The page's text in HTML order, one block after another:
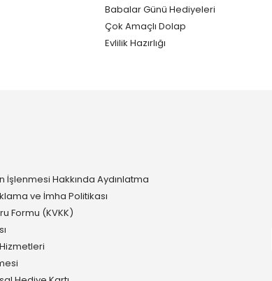
Babalar Günü Hediyeleri
Çok Amaçlı Dolap
Evlilik Hazırlığı
İşlenmesi Hakkında Aydınlatma
ve İmha Politikası
Formu (KVKK)